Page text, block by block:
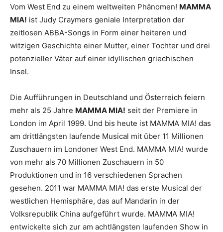
Vom West End zu einem weltweiten Phänomen! MAMMA
MIA! ist Judy Craymers geniale Interpretation der
zeitlosen ABBA-Songs in Form einer heiteren und
witzigen Geschichte einer Mutter, einer Tochter und drei
potenzieller Väter auf einer idyllischen griechischen
Insel.
Die Aufführungen in Deutschland und Österreich feiern
mehr als 25 Jahre MAMMA MIA! seit der Premiere in
London im April 1999. Und bis heute ist MAMMA MIA! das
am drittlängsten laufende Musical mit über 11 Millionen
Zuschauern im Londoner West End. MAMMA MIA! wurde
von mehr als 70 Millionen Zuschauern in 50
Produktionen und in 16 verschiedenen Sprachen
gesehen. 2011 war MAMMA MIA! das erste Musical der
westlichen Hemisphäre, das auf Mandarin in der
Volksrepublik China aufgeführt wurde. MAMMA MIA!
entwickelte sich zur am achtlängsten laufenden Show in